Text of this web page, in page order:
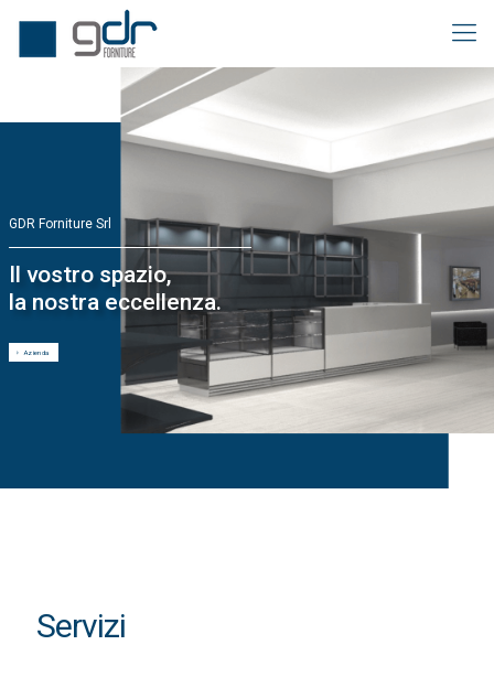
Il vostro spazio,
la nostra eccellenza.
Azienda
GDR Forniture Srl
Servizi